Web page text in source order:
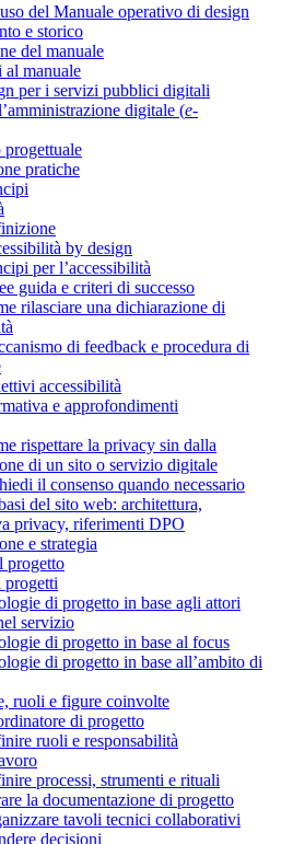
del Manuale operativo di design
e storico
del manuale
al manuale
per i servizi pubblici digitali
digitale (e-
progettuale
pratiche
by design
per l’accessibilità
guida e criteri di successo
rilasciare una dichiarazione di
di feedback e procedura di
accessibilità
e approfondimenti
rispettare la privacy sin dalla
di un sito o servizio digitale
il consenso quando necessario
del sito web: architettura,
privacy, riferimenti DPO
e strategia
progetto
di progetto in base agli attori
servizio
di progetto in base al focus
di progetto in base all’ambito di
ruoli e figure coinvolte
di progetto
ruoli e responsabilità
processi, strumenti e rituali
la documentazione di progetto
tavoli tecnici collaborativi
decisioni